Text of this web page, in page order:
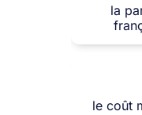
la
le coût